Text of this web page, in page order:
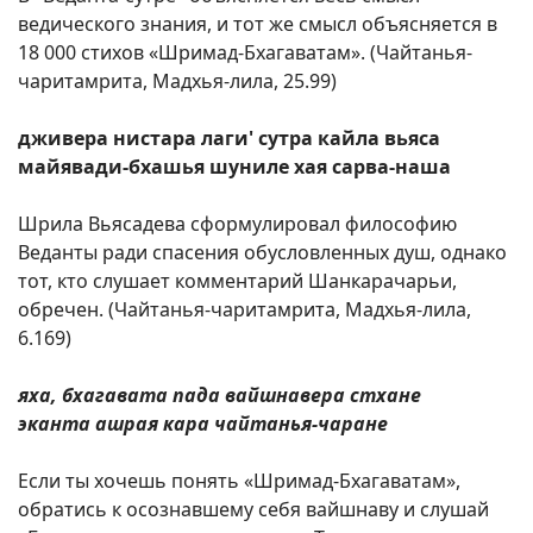
ведического знания, и тот же смысл объясняется в
18 000 стихов «Шримад-Бхагаватам». (Чайтанья-
чаритамрита, Мадхья-лила, 25.99)
дживера нистара лаги' сутра кайла вьяса
майявади-бхашья шуниле хая сарва-наша
Шрила Вьясадева сформулировал философию
Веданты ради спасения обусловленных душ, однако
тот, кто слушает комментарий Шанкарачарьи,
обречен. (Чайтанья-чаритамрита, Мадхья-лила,
6.169)
яха, бхагавата пада вайшнавера стхане
эканта ашрая кара чайтанья-чаране
Если ты хочешь понять «Шримад-Бхагаватам»,
обратись к осознавшему себя вайшнаву и слушай